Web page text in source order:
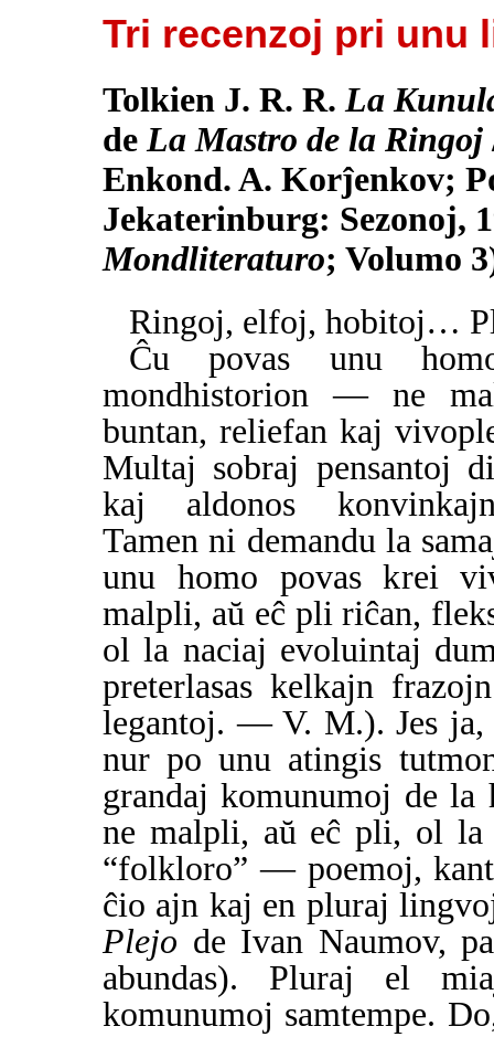
Tri recenzoj pri unu
Tolkien J. R. R.La
deLa Mastro de la Ringoj
Enkond. A. Korĵenkov;
Jekaterinburg: Sezonoj,
Mondliteraturo; Volumo
Ringoj, elfoj, hobitoj…
Ĉu povas unu
mondhistorion — ne
buntan, reliefan kaj
Multaj sobraj pensantoj
kaj aldonos
Tamen ni demandu la
unu homo povas krei
malpli, aŭ eĉ pli riĉan,
ol la naciaj evoluintaj
preterlasas kelkajn
legantoj. — V. M.). Jes ja,
nur po unu atingis
grandaj komunumoj de la
ne malpli, aŭ eĉ pli, ol la
“folkloro” — poemoj,
ĉio ajn kaj en pluraj
Plejo de Ivan Naumov,
abundas). Pluraj el
komunumoj samtempe.